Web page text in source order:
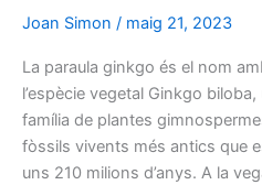
la
Joan Simon / maig 21, 2023
La paraula ginkgo és el nom
l’espècie vegetal Ginkgo
família de plantes
fòssils vivents més antics que
uns 210 milions d’anys. A la